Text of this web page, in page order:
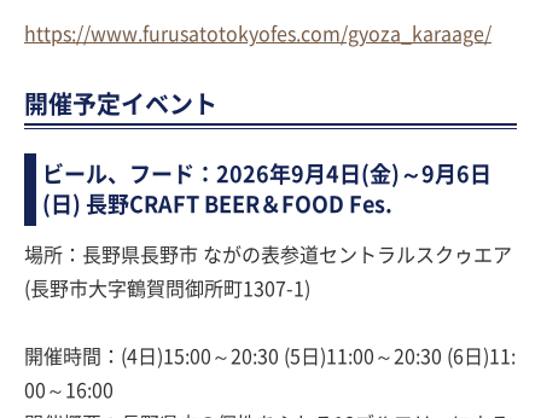
https://www.furusatotokyofes.com/gyoza_karaage/
開催予定イベント
ビール、フード：2026年9月4日(金)～9月6日
(日) 長野CRAFT BEER＆FOOD Fes.
場所：長野県長野市 ながの表参道セントラルスクゥエア
(長野市大字鶴賀問御所町1307-1)
開催時間：(4日)15:00～20:30 (5日)11:00～20:30 (6日)11:
00～16:00